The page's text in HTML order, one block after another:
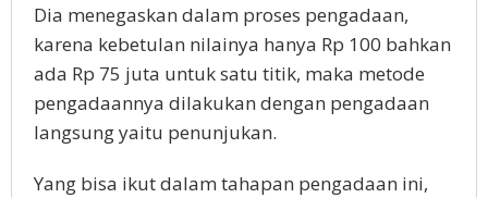
Dia menegaskan dalam proses pengadaan,
karena kebetulan nilainya hanya Rp 100 bahkan
ada Rp 75 juta untuk satu titik, maka metode
pengadaannya dilakukan dengan pengadaan
langsung yaitu penunjukan.
Yang bisa ikut dalam tahapan pengadaan ini,